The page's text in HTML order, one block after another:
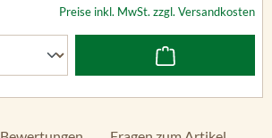
Preise inkl. MwSt. zzgl. Versandkosten